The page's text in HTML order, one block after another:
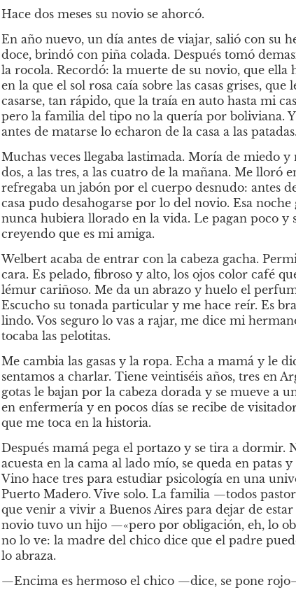
Hace dos meses su novio se ahorcó.
En año nuevo, un día antes de viajar, salió con su
doce, brindó con piña colada. Después tomó
la rocola. Recordó: la muerte de su novio, que
en la que el sol rosa caía sobre las casas grises,
casarse, tan rápido, que la traía en auto hasta mi
pero la familia del tipo no la quería por boliviana.
antes de matarse lo echaron de la casa a las
Muchas veces llegaba lastimada. Moría de miedo
dos, a las tres, a las cuatro de la mañana. Me
refregaba un jabón por el cuerpo desnudo: antes
casa pudo desahogarse por lo del novio. Esa
nunca hubiera llorado en la vida. Le pagan poco y
creyendo que es mi amiga.
Welbert acaba de entrar con la cabeza gacha.
cara. Es pelado, fibroso y alto, los ojos color café
lémur cariñoso. Me da un abrazo y huelo el
Escucho su tonada particular y me hace reír. Es
lindo. Vos seguro lo vas a rajar, me dice mi
tocaba las pelotitas.
Me cambia las gasas y la ropa. Echa a mamá y le
sentamos a charlar. Tiene veintiséis años, tres en
gotas le bajan por la cabeza dorada y se mueve a
en enfermería y en pocos días se recibe de
que me toca en la historia.
Después mamá pega el portazo y se tira a dormir.
acuesta en la cama al lado mío, se queda en patas
Vino hace tres para estudiar psicología en una
Puerto Madero. Vive solo. La familia —todos
que venir a vivir a Buenos Aires para dejar de
novio tuvo un hijo —«pero por obligación, eh, lo
no lo ve: la madre del chico dice que el padre
lo abraza.
—Encima es hermoso el chico —dice, se pone